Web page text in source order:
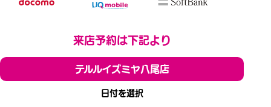
来店予約は下記より
テルルイズミヤ八尾店
日付を選択